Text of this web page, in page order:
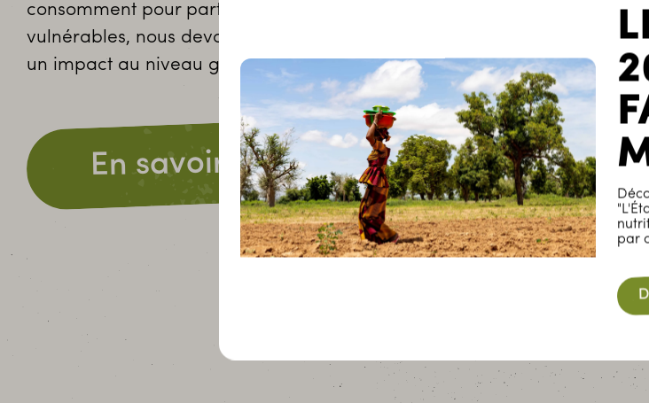
consomment pour partie les ressources des plus
vulnérables, nous devons agir au niveau local, pour avoir
un impact au niveau global !
En savoir plus
par